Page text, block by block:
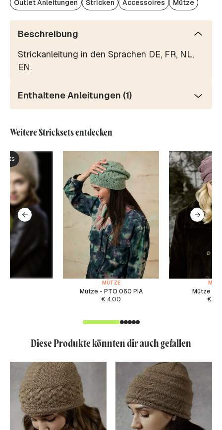
Outlet Anleitungen
Stricken Accessoires Mütze
Beschreibung
Strickanleitung in den Sprachen DE, FR, NL,
EN.
Enthaltene Anleitungen (1)
Weitere Stricksets entdecken
MÜTZE
Mütze - PTO 060 PIA
€ 4.00
Mütze -
€
Diese Produkte könnten dir auch gefallen